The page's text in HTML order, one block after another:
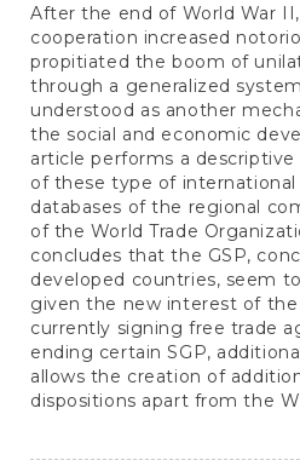
After the end of World War
cooperation increased
propitiated the boom of
through a generalized
understood as another
the social and economic
article performs a
of these type of international
databases of the regional
of the World Trade
concludes that the GSP,
developed countries, seem
given the new interest of
currently signing free trade
ending certain SGP,
allows the creation of
dispositions apart from the